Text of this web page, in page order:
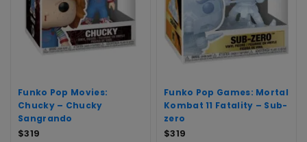
Funko Pop Movies:
Chucky – Chucky
Sangrando
$319
Funko Pop Games: Mortal
Kombat 11 Fatality – Sub-
zero
$319